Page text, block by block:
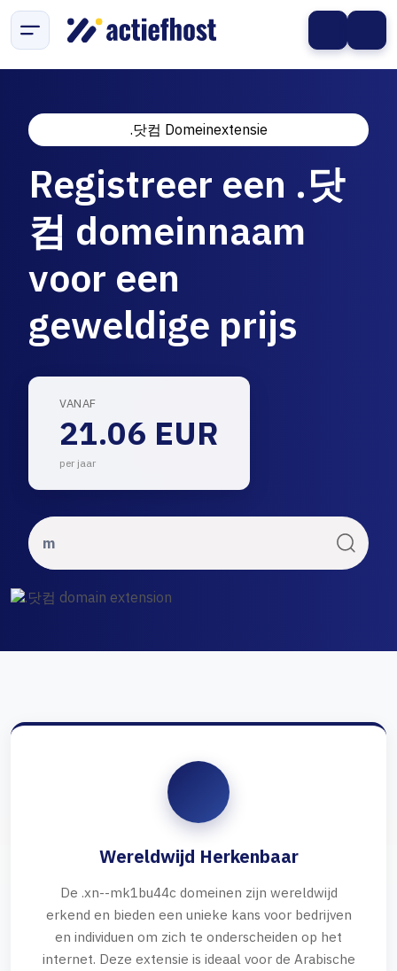
.닷컴 Domeinextensie
Registreer een .닷
컴 domeinnaam
voor een
geweldige prijs
VANAF
21.06 EUR
per jaar
Wereldwijd Herkenbaar
De .xn--mk1bu44c domeinen zijn wereldwijd
erkend en bieden een unieke kans voor bedrijven
en individuen om zich te onderscheiden op het
internet. Deze extensie is ideaal voor de Arabische